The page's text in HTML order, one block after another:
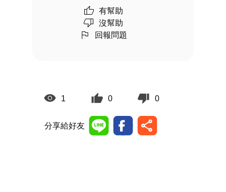
有幫助
沒幫助
回報問題
1 0 0
分享給好友